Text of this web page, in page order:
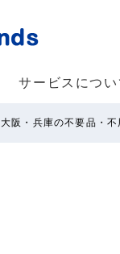
サービスについ
大阪・兵庫の不要品・